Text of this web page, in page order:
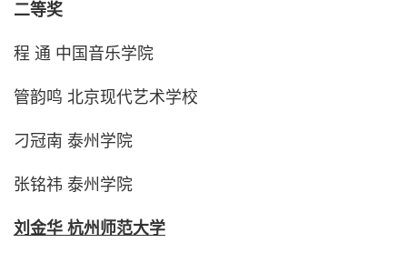
二等奖
程 通 中国音乐学院
管韵鸣 北京现代艺术学校
刁冠南 泰州学院
张铭祎 泰州学院
刘金华 杭州师范大学